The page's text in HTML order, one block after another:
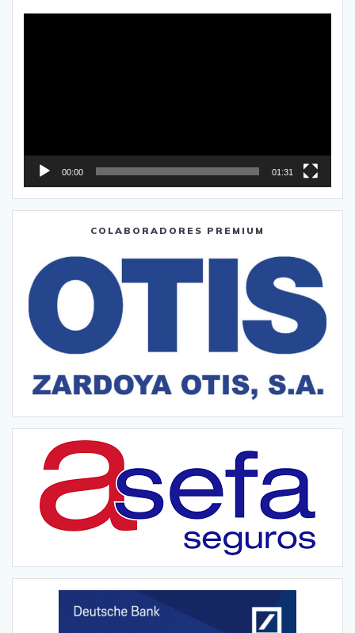
00:00 01:31
COLABORADORES PREMIUM